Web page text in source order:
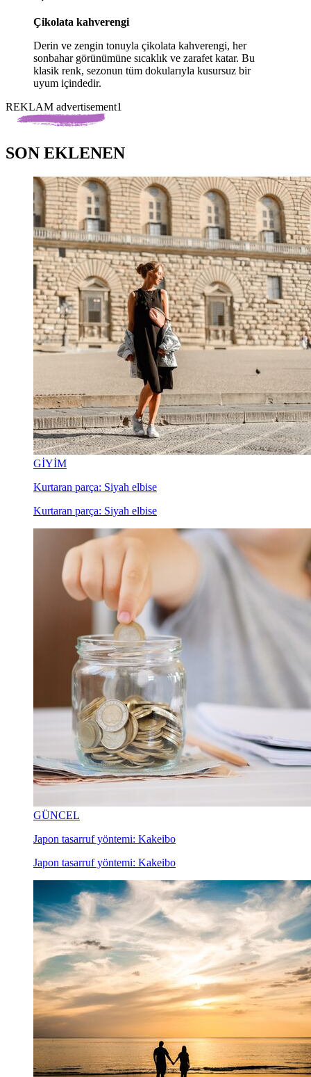
Çikolata kahverengi
Derin ve zengin tonuyla çikolata kahverengi, her
sonbahar görünümüne sıcaklık ve zarafet katar. Bu
klasik renk, sezonun tüm dokularıyla kusursuz bir
uyum içindedir.
REKLAM advertisement1
SON EKLENEN
GİYİM
Kurtaran parça: Siyah elbise
Kurtaran parça: Siyah elbise
GÜNCEL
Japon tasarruf yöntemi: Kakeibo
Japon tasarruf yöntemi: Kakeibo